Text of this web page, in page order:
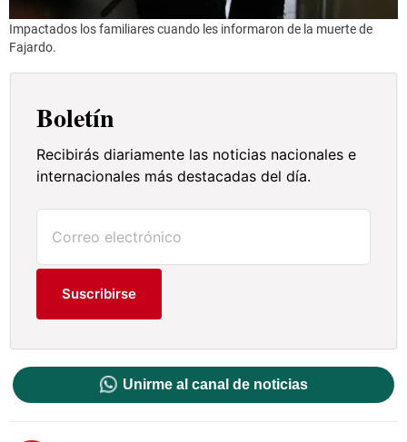
Impactados los familiares cuando les informaron de la muerte de
Fajardo.
Boletín
Recibirás diariamente las noticias nacionales e
internacionales más destacadas del día.
Suscribirse
Unirme al canal de noticias